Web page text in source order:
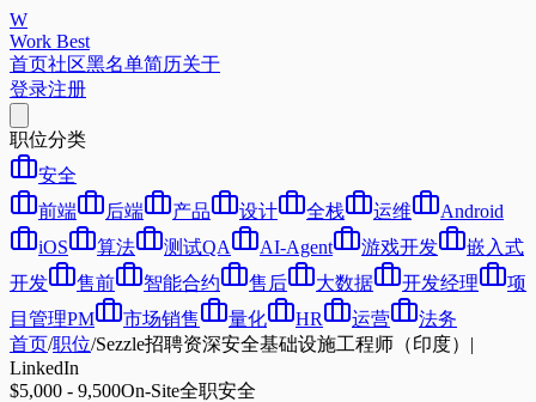
W
Work Best
首页社区黑名单简历关于
登录注册
职位分类
安全
前端
后端 产品 设计 全栈 运维
Android
iOS
算法 测试QA AI-Agent 游戏开发
嵌入式
开发
售前 智能合约 售后 大数据 开发经理
项
目管理PM
市场销售 量化 HR 运营
法务
首页/职位/Sezzle招聘资深安全基础设施工程师（印度）|
LinkedIn
$5,000 - 9,500On-Site全职安全